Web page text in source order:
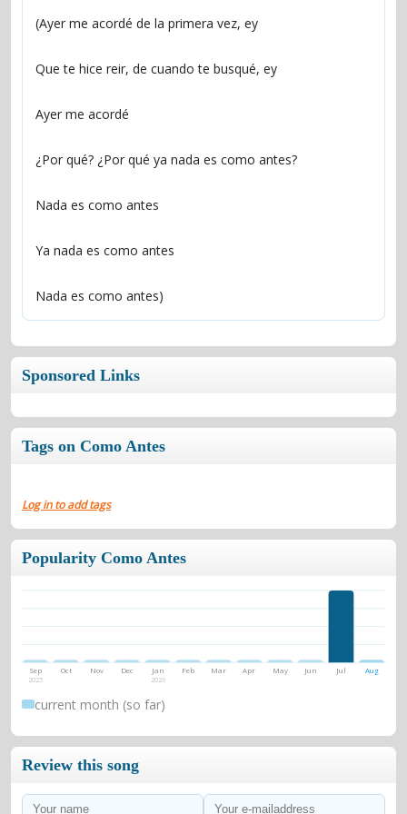
(Ayer me acordé de la primera vez, ey
Que te hice reir, de cuando te busqué, ey
Ayer me acordé
¿Por qué? ¿Por qué ya nada es como antes?
Nada es como antes
Ya nada es como antes
Nada es como antes)
Sponsored Links
Tags on Como Antes
Log in to add tags
Popularity Como Antes
Sep
2025
Oct Nov Dec Jan
2026
Feb Mar Apr May Jun Jul Aug
current month (so far)
Review this song